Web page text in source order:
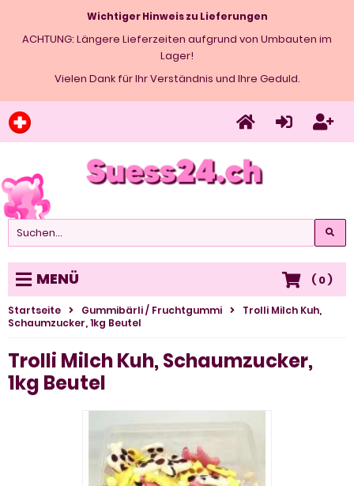
Wichtiger Hinweis zu Lieferungen
ACHTUNG: Längere Lieferzeiten aufgrund von Umbauten im
Lager!
Vielen Dank für Ihr Verständnis und Ihre Geduld.
MENÜ ( 0)
Startseite Gummibärli / Fruchtgummi
Trolli Milch Kuh,
Schaumzucker, 1kg Beutel
Trolli Milch Kuh, Schaumzucker,
1kg Beutel